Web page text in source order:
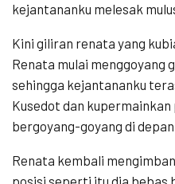
kejantananku melesak
Kini giliran renata yang
Renata mulai menggoyang
sehingga kejantananku
Kusedot dan kupermainkan
bergoyang-goyang di
Renata kembali